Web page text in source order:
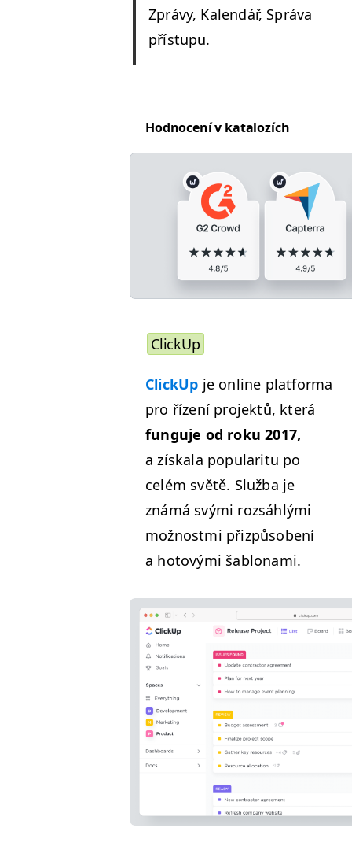
Zprávy, Kalendář, Sprá­va
přístupu.
Hod­no­cení v katalozích
Click­Up
Click­Up je online plat­for­ma
pro řízení pro­jek­tů, která
fun­gu­je od roku 2017,
a získala pop­u­lar­itu po
celém světě. Služ­ba je
známá svý­mi rozsáh­lý­mi
možnos­t­mi přizpů­sobení
a hotový­mi šablonami.